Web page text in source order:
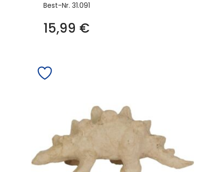
Best-Nr. 31.091
15,99 €